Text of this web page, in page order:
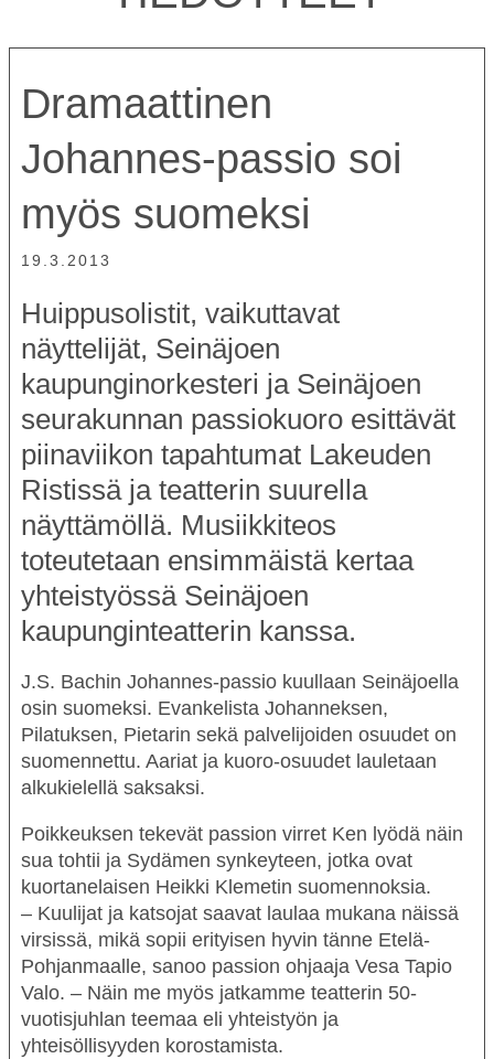
Dramaattinen
Johannes-passio soi
myös suomeksi
19.3.2013
Huippusolistit, vaikuttavat
näyttelijät, Seinäjoen
kaupunginorkesteri ja Seinäjoen
seurakunnan passiokuoro esittävät
piinaviikon tapahtumat Lakeuden
Ristissä ja teatterin suurella
näyttämöllä. Musiikkiteos
toteutetaan ensimmäistä kertaa
yhteistyössä Seinäjoen
kaupunginteatterin kanssa.
J.S. Bachin Johannes-passio kuullaan Seinäjoella
osin suomeksi. Evankelista Johanneksen,
Pilatuksen, Pietarin sekä palvelijoiden osuudet on
suomennettu. Aariat ja kuoro-osuudet lauletaan
alkukielellä saksaksi.
Poikkeuksen tekevät passion virret Ken lyödä näin
sua tohtii ja Sydämen synkeyteen, jotka ovat
kuortanelaisen Heikki Klemetin suomennoksia.
– Kuulijat ja katsojat saavat laulaa mukana näissä
virsissä, mikä sopii erityisen hyvin tänne Etelä-
Pohjanmaalle, sanoo passion ohjaaja Vesa Tapio
Valo. – Näin me myös jatkamme teatterin 50-
vuotisjuhlan teemaa eli yhteistyön ja
yhteisöllisyyden korostamista.